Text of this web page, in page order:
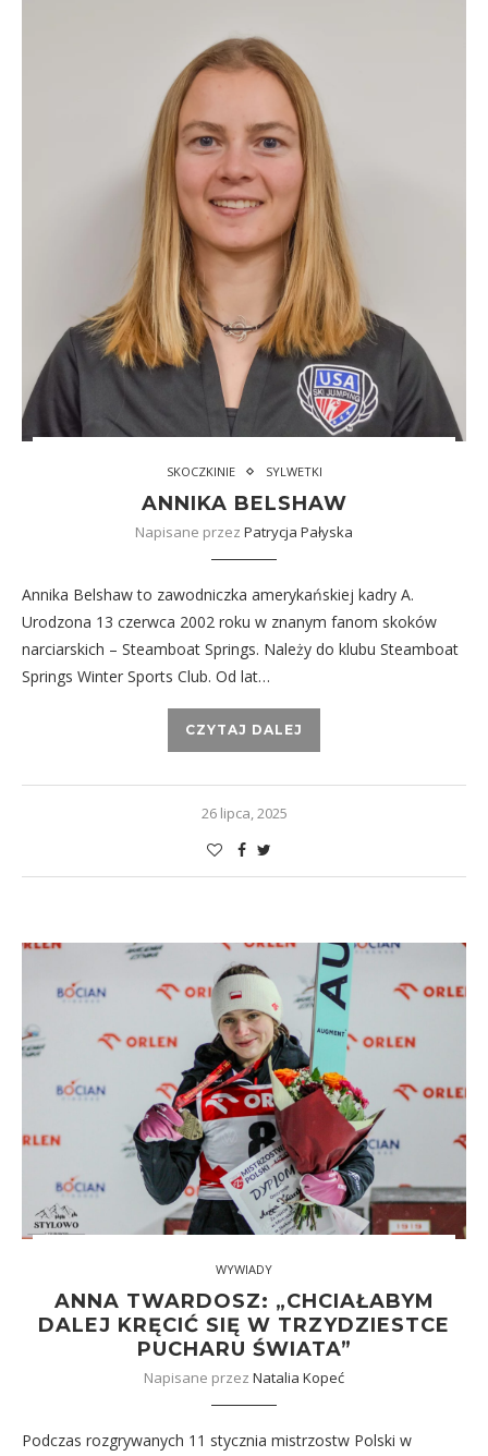
SKOCZKINIE SYLWETKI
ANNIKA BELSHAW
Napisane przez Patrycja Pałyska
Annika Belshaw to zawodniczka amerykańskiej kadry A.
Urodzona 13 czerwca 2002 roku w znanym fanom skoków
narciarskich – Steamboat Springs. Należy do klubu Steamboat
Springs Winter Sports Club. Od lat…
CZYTAJ DALEJ
26 lipca, 2025
WYWIADY
ANNA TWARDOSZ: „CHCIAŁABYM
DALEJ KRĘCIĆ SIĘ W TRZYDZIESTCE
PUCHARU ŚWIATA”
Napisane przez Natalia Kopeć
Podczas rozgrywanych 11 stycznia mistrzostw Polski w